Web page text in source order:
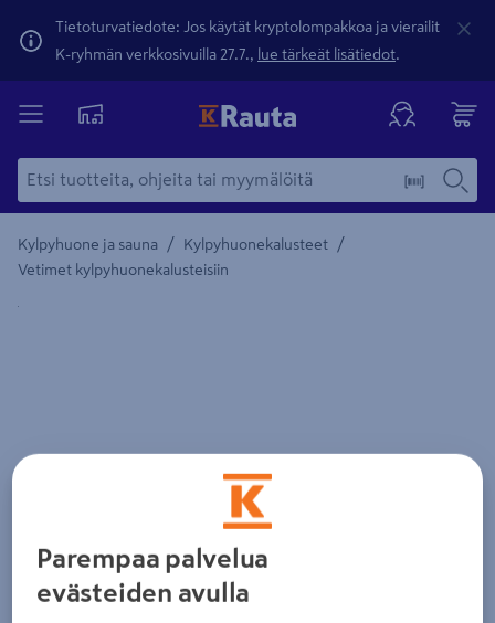
Tietoturvatiedote: Jos käytät kryptolompakkoa ja vierailit
K-ryhmän verkkosivuilla 27.7., lue tärkeät lisätiedot.
Kylpyhuone ja sauna / Kylpyhuonekalusteet /
Vetimet kylpyhuonekalusteisiin
Yksityiskohtainen kuvaus löytyy Tuotteen kuvaus -
Parempaa palvelua
evästeiden avulla